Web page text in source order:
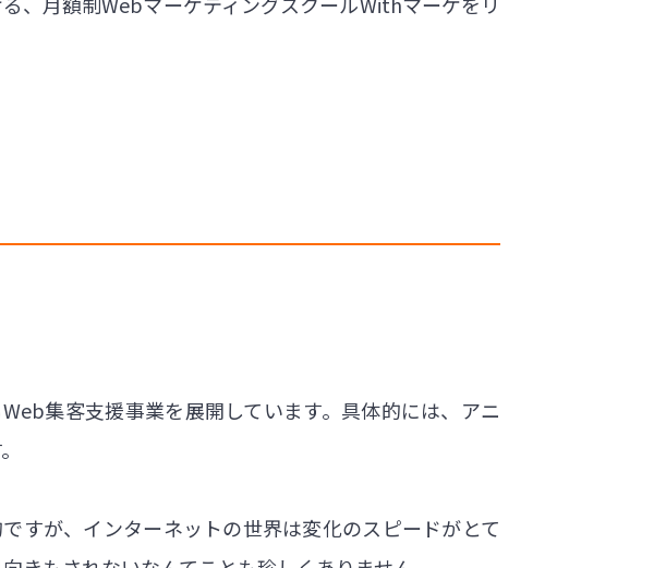
集客支援事業を展開しています。具体的には、アニ
すが、インターネットの世界は変化のスピードがとて